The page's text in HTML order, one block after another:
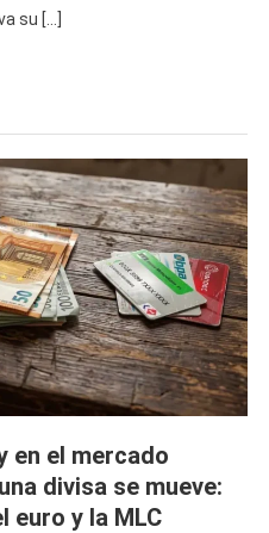
su […]
en el mercado
divisa se mueve:
euro y la MLC